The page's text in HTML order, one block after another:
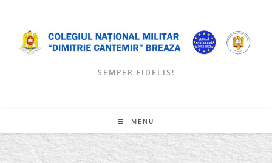
content
SEMPER FIDELIS!
MENU